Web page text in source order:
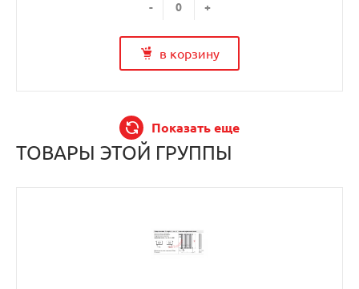
- +
в корзину
Показать еще
ТОВАРЫ ЭТОЙ ГРУППЫ